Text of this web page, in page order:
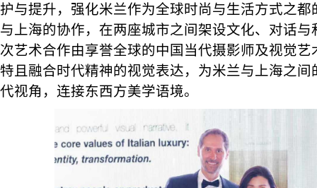
护与提升，强化米兰作为全球时尚与生活方式之
与上海的协作，在两座城市之间架设文化、对话
次艺术合作由享誉全球的中国当代摄影师及视觉
特且融合时代精神的视觉表达，为米兰与上海之
代视角，连接东西方美学语境。